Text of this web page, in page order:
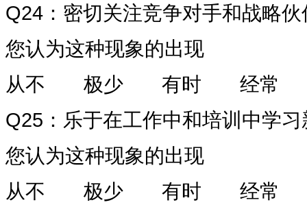
Q24 ：密切关注竞争对手和战略
您认为这种现象的出现
从不
极少 有时
经常
Q25 ：乐于在工作中和培训中学
您认为这种现象的出现
从不
极少 有时
经常